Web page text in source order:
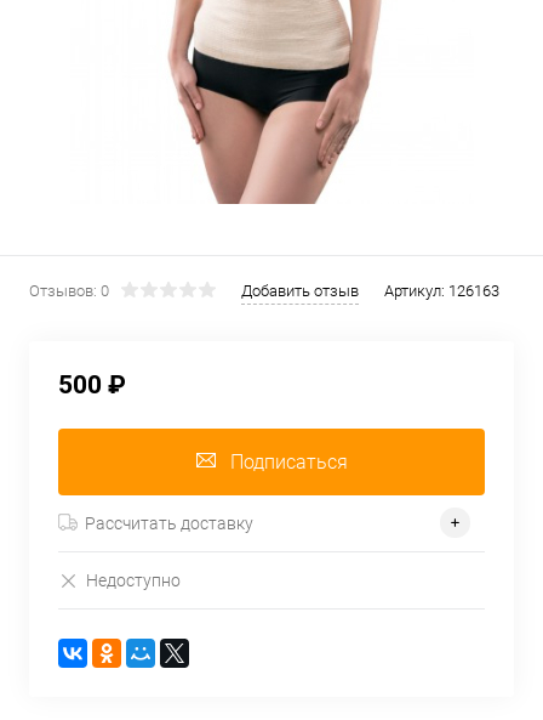
Отзывов: 0 Добавить отзыв Артикул: 126163
500 ₽
Подписаться
Рассчитать доставку
Недоступно